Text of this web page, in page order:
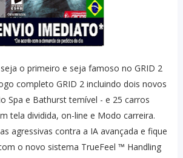
o primeiro e seja famoso no GRID 2
completo GRID 2 incluindo dois novos
Spa e Bathurst temível - e 25 carros
tela dividida, on-line e Modo carreira.
agressivas contra a IA avançada e fique
o novo sistema TrueFeel ™ Handling